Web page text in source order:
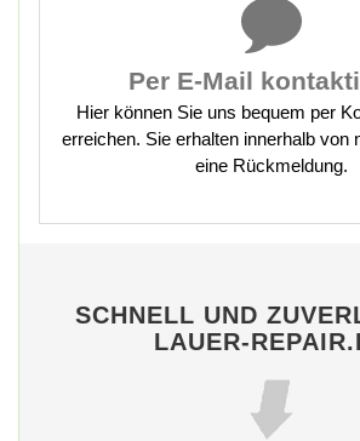
Per E-Mail
Hier können Sie uns bequem per
erreichen. Sie erhalten innerhalb von
eine Rückmeldung.
SCHNELL UND
LAUER-